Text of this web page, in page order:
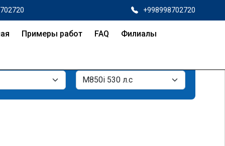
+998998702720
Примеры работ FAQ Филиалы